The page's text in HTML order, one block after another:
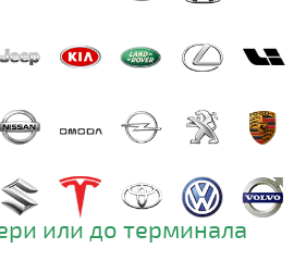
или до терминала